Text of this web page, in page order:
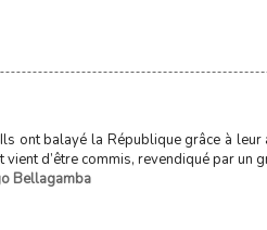
ont balayé la République grâce à
d’être commis, revendiqué par un
Bellagamba